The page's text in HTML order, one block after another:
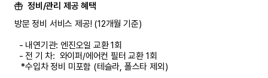
정비/관리 제공 혜택
방문 정비 서비스 제공! (12개월 기준)
   *수입차 정비 미포함 (테슬라, 폴스타 제외)